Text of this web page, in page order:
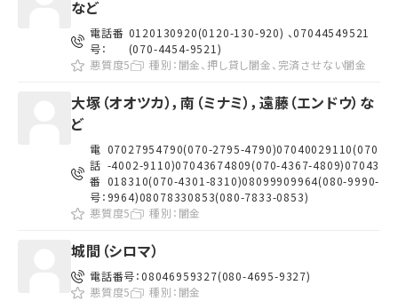
など
電話番
号：
0120130920(0120-130-920) 、07044549521
(070-4454-9521)
悪質度5
種別： 闇金、押し貸し闇金、完済させない闇金
大塚（オオツカ），南（ミナミ），遠藤（エンドウ）な
ど
電
話
番
号：
07027954790(070-2795-4790)07040029110(070
-4002-9110)07043674809(070-4367-4809)07043
018310(070-4301-8310)08099909964(080-9990-
9964)08078330853(080-7833-0853)
悪質度5
種別： 闇金
城間（シロマ）
電話番号：08046959327(080-4695-9327)
悪質度5
種別： 闇金